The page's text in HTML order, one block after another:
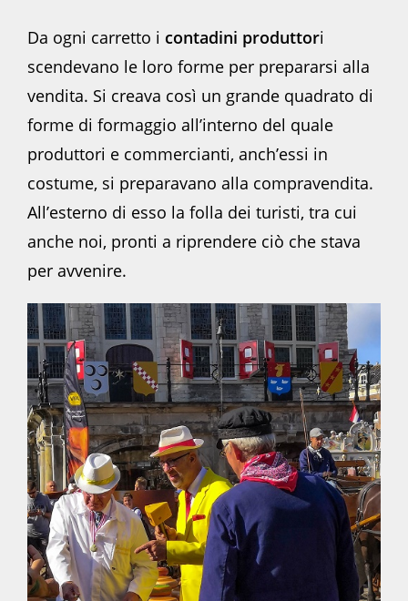
Da ogni carretto i contadini produttori
scendevano le loro forme per prepararsi alla
vendita. Si creava così un grande quadrato di
forme di formaggio all’interno del quale
produttori e commercianti, anch’essi in
costume, si preparavano alla compravendita.
All’esterno di esso la folla dei turisti, tra cui
anche noi, pronti a riprendere ciò che stava
per avvenire.